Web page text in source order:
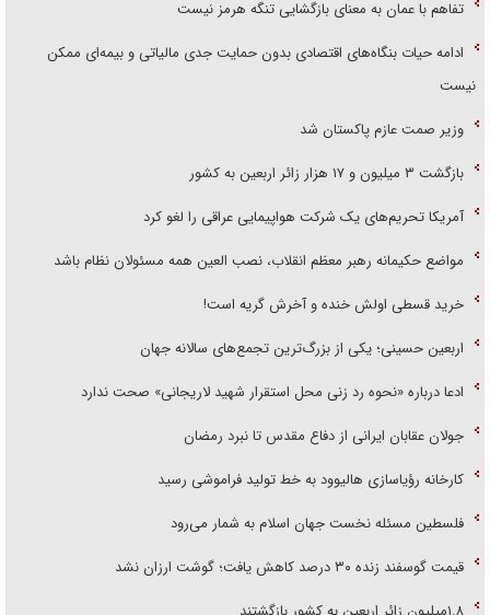
تفاهم با عمان به معنای بازگشایی تنگه هرمز نیست
ادامه حیات بنگاه‌های اقتصادی بدون حمایت جدی مالیاتی و بیمه‌ای ممکن
نیست
وزیر صمت عازم پاکستان شد
بازگشت ۳ میلیون و ۱۷ هزار زائر اربعین به کشور
آمریکا تحریم‌های یک شرکت هواپیمایی عراقی را لغو کرد
مواضع حکیمانه رهبر معظم انقلاب، نصب العین همه مسئولان نظام باشد
خرید قسطی اولش خنده و آخرش گریه است!
اربعین حسینی؛ یکی از بزرگ‌ترین تجمع‌های سالانه جهان
ادعا درباره «نحوه رد زنی محل استقرار شهید لاریجانی» صحت ندارد
جولان عقابان ایرانی از دفاع مقدس تا نبرد رمضان
کارخانه رؤیاسازی هالیوود به خط تولید فراموشی رسید
فلسطین مسئله نخست جهان اسلام به شمار می‌رود
قیمت گوسفند زنده ۳۰ درصد کاهش یافت؛ گوشت ارزان نشد